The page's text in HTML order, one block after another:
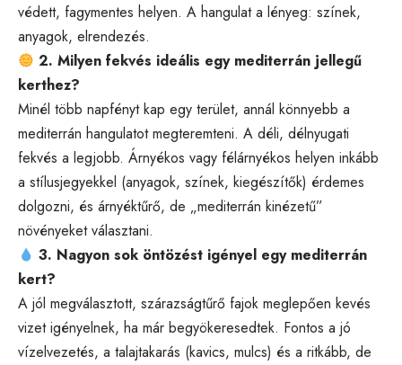
védett, fagymentes helyen. A hangulat a lényeg: színek,
anyagok, elrendezés.
2. Milyen fekvés ideális egy mediterrán jellegű
kerthez?
Minél több napfényt kap egy terület, annál könnyebb a
mediterrán hangulatot megteremteni. A déli, délnyugati
fekvés a legjobb. Árnyékos vagy félárnyékos helyen inkább
a stílusjegyekkel (anyagok, színek, kiegészítők) érdemes
dolgozni, és árnyéktűrő, de „mediterrán kinézetű”
növényeket választani.
3. Nagyon sok öntözést igényel egy mediterrán
kert?
A jól megválasztott, szárazságtűrő fajok meglepően kevés
vizet igényelnek, ha már begyökeresedtek. Fontos a jó
vízelvezetés, a talajtakarás (kavics, mulcs) és a ritkább, de